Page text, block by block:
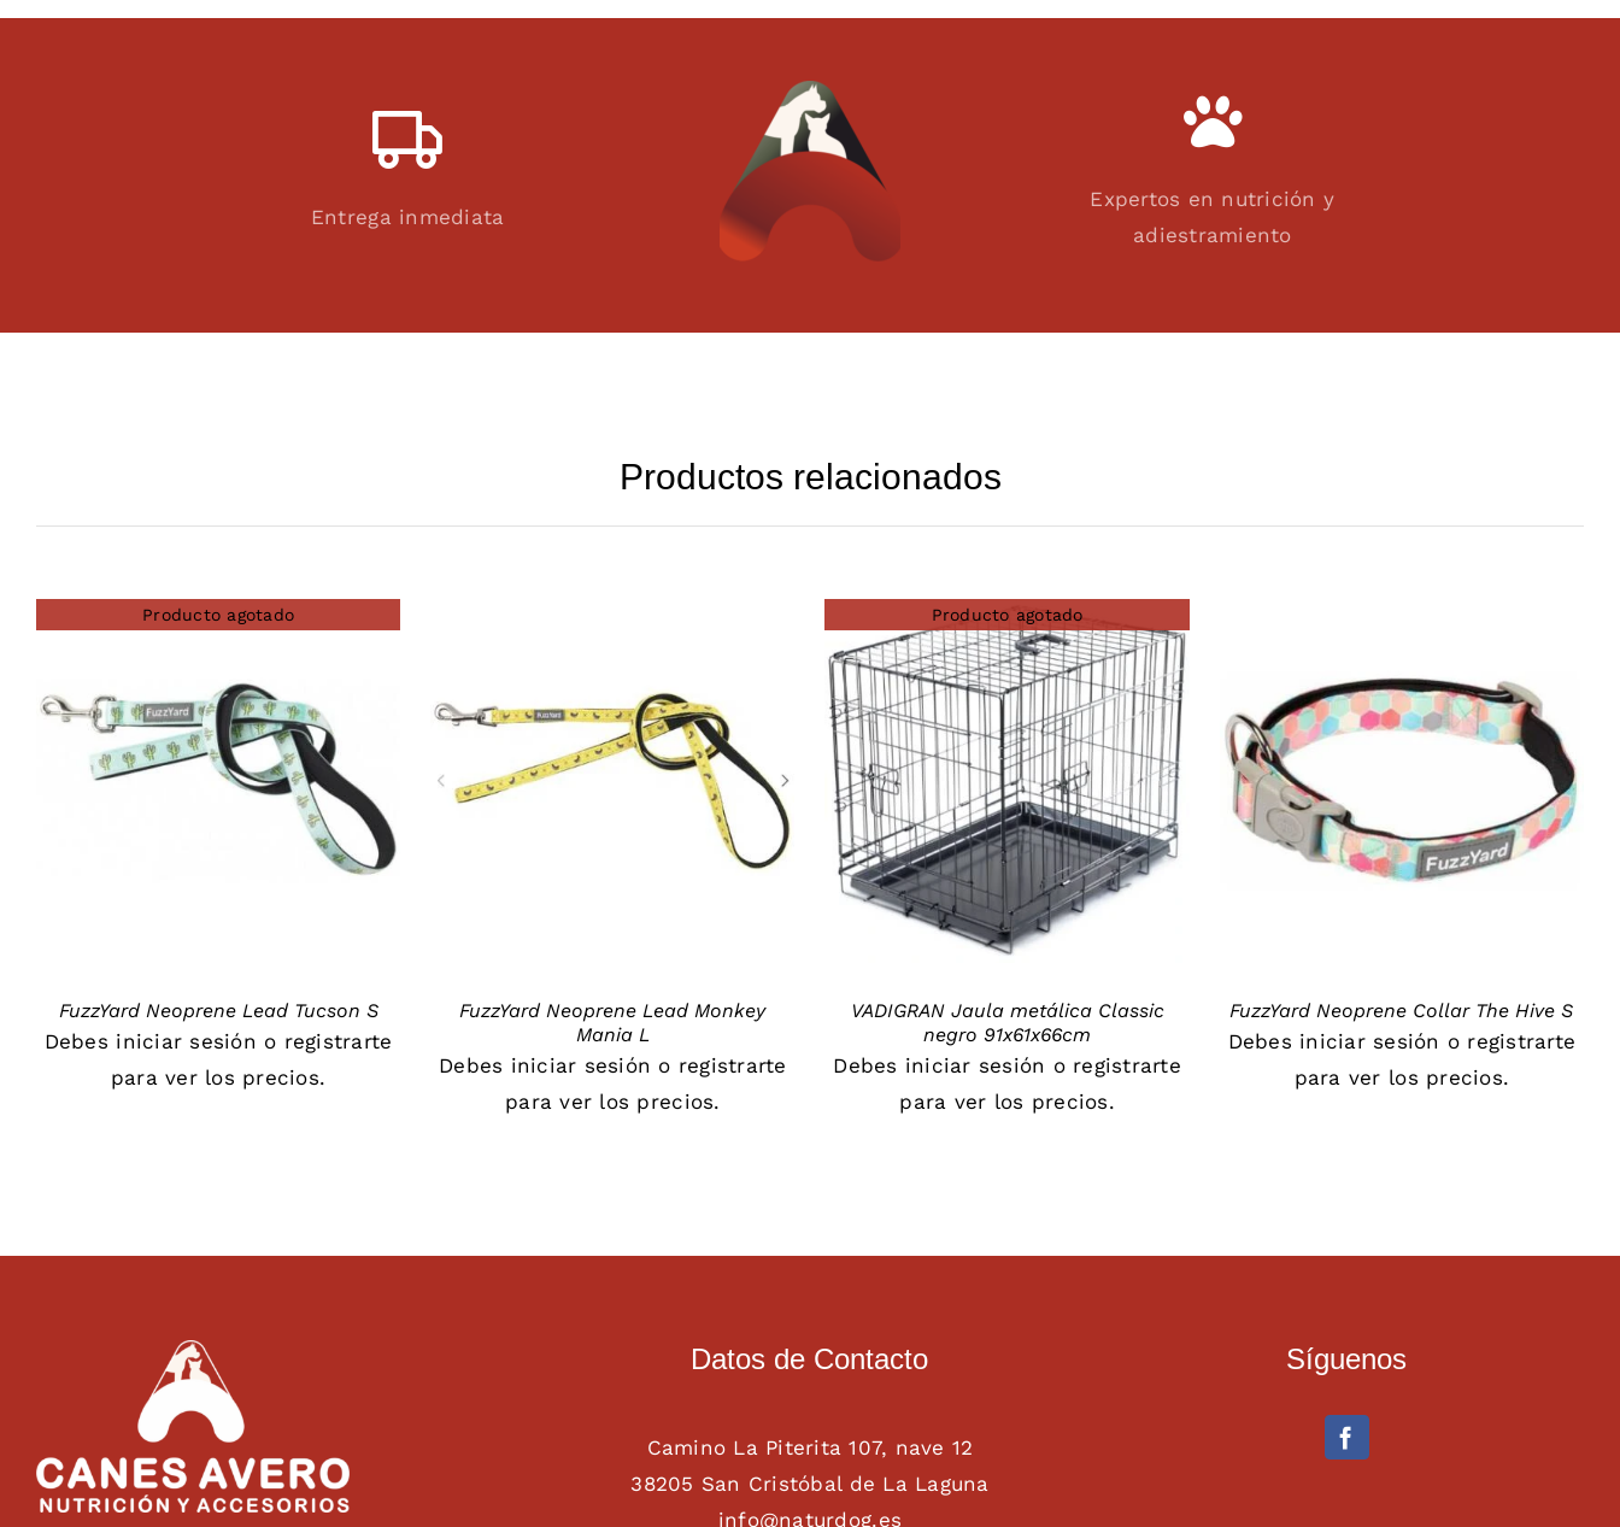
Entrega inmediata
Expertos en nutrición y
adiestramiento
Productos relacionados
Producto agotado
DETAILS
FuzzYard Neoprene Lead Tucson S
Debes iniciar sesión o registrarte
para ver los precios.
FuzzYard Neoprene Lead Monkey
Mania L
Debes iniciar sesión o registrarte
para ver los precios.
Producto agotado
DETAILS
VADIGRAN Jaula metálica Classic
negro 91x61x66cm
Debes iniciar sesión o registrarte
para ver los precios.
FuzzYard Neoprene Collar The Hive S
Debes iniciar sesión o registrarte
para ver los precios.
Datos de Contacto
Camino La Piterita 107, nave 12
38205 San Cristóbal de La Laguna
info@naturdog.es
Síguenos